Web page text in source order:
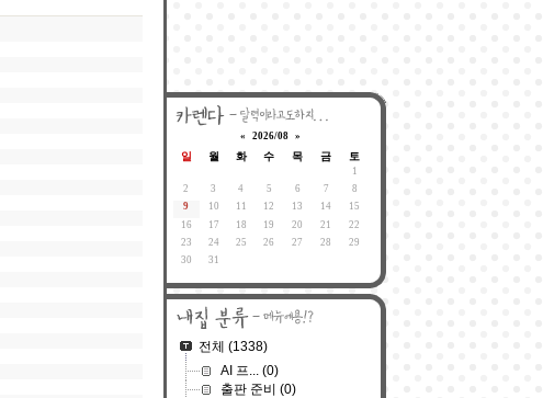
« 2026/08 »
일 월 화 수 목 금 토
1
2
3 4 5 6 7
8
9
10 11 12 13 14
15
16
17 18 19 20 21
22
23
24 25 26 27 28
29
30
31
전체 (1338)
AI 프... (0)
출판 준비 (0)